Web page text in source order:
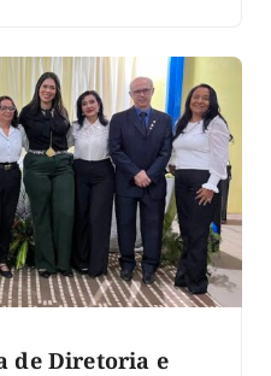
de Diretoria e